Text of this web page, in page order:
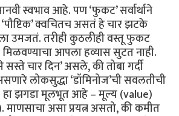
स्वभाव आहे. पण ‘फुकट’ सर्वार्थाने
क्वचितच असतं हे चार झटके
उमजतं. तरीही कुठलीही वस्तू फुकट
आपला हव्यास सुटत नाही.
सस्ते चार दिन’ असले, की तोबा गर्दी
लोकसुद्धा ‘डॉमिनोज’ची सवलतीची
झगडा मूलभूत आहे – मूल्य (value)
असा प्रयत्न असतो, की कमीत